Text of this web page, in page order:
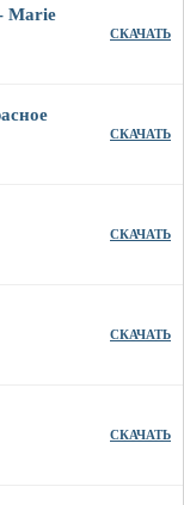
Marie
СКАЧАТЬ
СКАЧАТЬ
СКАЧАТЬ
СКАЧАТЬ
СКАЧАТЬ